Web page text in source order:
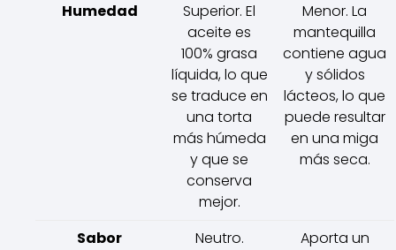
Humedad
Superior. El
aceite es
100% grasa
líquida, lo que
se traduce en
una torta
más húmeda
y que se
conserva
mejor.
Menor. La
mantequilla
contiene agua
y sólidos
lácteos, lo que
puede resultar
en una miga
más seca.
Sabor
Neutro.
Aporta un